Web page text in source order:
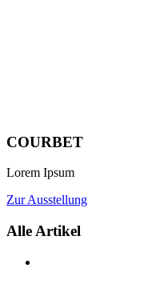
COURBET
Lorem Ipsum
Zur Ausstellung
Alle Artikel